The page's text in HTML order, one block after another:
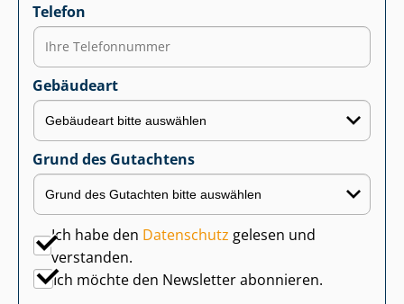
Telefon
Gebäudeart
Grund des Gutachtens
Ich habe den Datenschutz gelesen und
verstanden.
Ich möchte den Newsletter abonnieren.